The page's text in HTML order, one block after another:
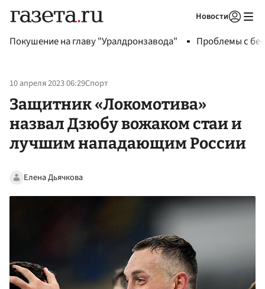
Новости
Покушение на главу "Уралдронзавода" Проблемы с
10 апреля 2023 06:29Спорт
Защитник «Локомотива»
назвал Дзюбу вожаком стаи и
лучшим нападающим России
Елена Дьячкова